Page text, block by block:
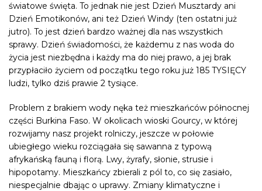
światowe święta. To jednak nie jest Dzień Musztardy ani
Dzień Emotikonów, ani też Dzień Windy (ten ostatni już
jutro). To jest dzień bardzo ważnej dla nas wszystkich
sprawy. Dzień świadomości, że każdemu z nas woda do
życia jest niezbędna i każdy ma do niej prawo, a jej brak
przypłaciło życiem od początku tego roku już 185 TYSIĘCY
ludzi, tylko dziś prawie 2 tysiące.
Problem z brakiem wody nęka też mieszkańców północnej
części Burkina Faso. W okolicach wioski Gourcy, w której
rozwijamy nasz projekt rolniczy, jeszcze w połowie
ubiegłego wieku rozciągała się sawanna z typową
afrykańską fauną i florą. Lwy, żyrafy, słonie, strusie i
hipopotamy. Mieszkańcy zbierali z pól to, co się zasiało,
niespecjalnie dbając o uprawy. Zmiany klimatyczne i